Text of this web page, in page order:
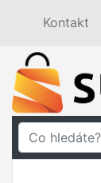
Kontakt